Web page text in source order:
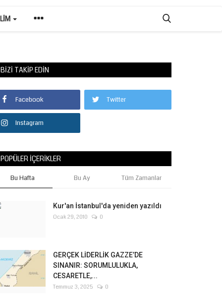
BIZI TAKIP EDIN
Facebook Twitter
Instagram
POPÜLER İÇERIKLER
Bu Hafta Bu Ay Tüm Zamanlar
Kur'an İstanbul'da yeniden yazıldı
Ocak 29, 2010 0
GERÇEK LİDERLİK GAZZE’DE
SINANIR: SORUMLULUKLA,
CESARETLE,...
Temmuz 3, 2025 0